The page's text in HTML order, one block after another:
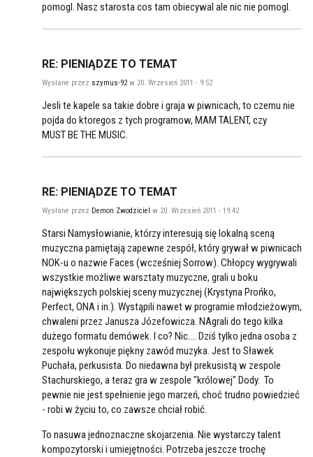
pomogl. Nasz starosta cos tam obiecywal ale nic nie pomogl.
RE: PIENIĄDZE TO TEMAT
Wysłane przez szymus-92w 20. Wrzesień 2011 - 9:52
Jesli te kapele sa takie dobre i graja w piwnicach, to czemu nie
pojda do ktoregos z tych programow, MAM TALENT, czy
MUST BE THE MUSIC.
RE: PIENIĄDZE TO TEMAT
Wysłane przez Demon Zwodziciel w 20. Wrzesień 2011 - 19:42
Starsi Namysłowianie, którzy interesują się lokalną sceną
muzyczna pamiętają zapewne zespół, który grywał w piwnicach
NOK-u o nazwie Faces (wcześniej Sorrow). Chłopcy wygrywali
wszystkie możliwe warsztaty muzyczne, grali u boku
największych polskiej sceny muzycznej (Krystyna Prońko,
Perfect, ONA i in.). Wystąpili nawet w programie młodzieżowym,
chwaleni przez Janusza Józefowicza. NAgrali do tego kilka
dużego formatu demówek. I co? Nic.... Dziś tylko jedna osoba z
zespołu wykonuje piękny zawód muzyka. Jest to Sławek
Puchała, perkusista. Do niedawna był prekusistą w zespole
Stachurskiego, a teraz gra w zespole "królowej" Dody. To
pewnie nie jest spełnienie jego marzeń, choć trudno powiedzieć
- robi w życiu to, co zawsze chciał robić.
To nasuwa jednoznaczne skojarzenia. Nie wystarczy talent
kompozytorski i umiejętności. Potrzeba jeszcze trochę